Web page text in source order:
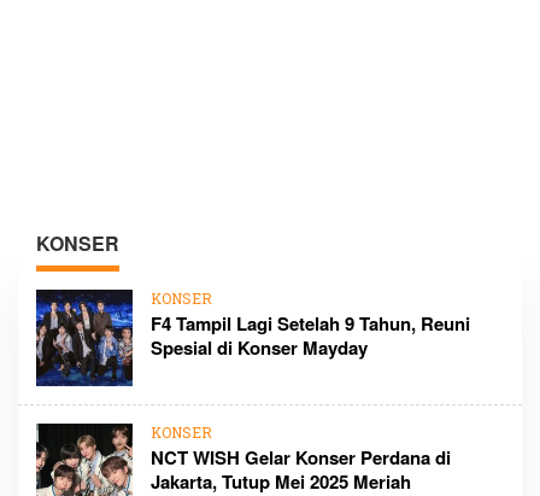
KONSER
KONSER
F4 Tampil Lagi Setelah 9 Tahun, Reuni
Spesial di Konser Mayday
KONSER
NCT WISH Gelar Konser Perdana di
Jakarta, Tutup Mei 2025 Meriah